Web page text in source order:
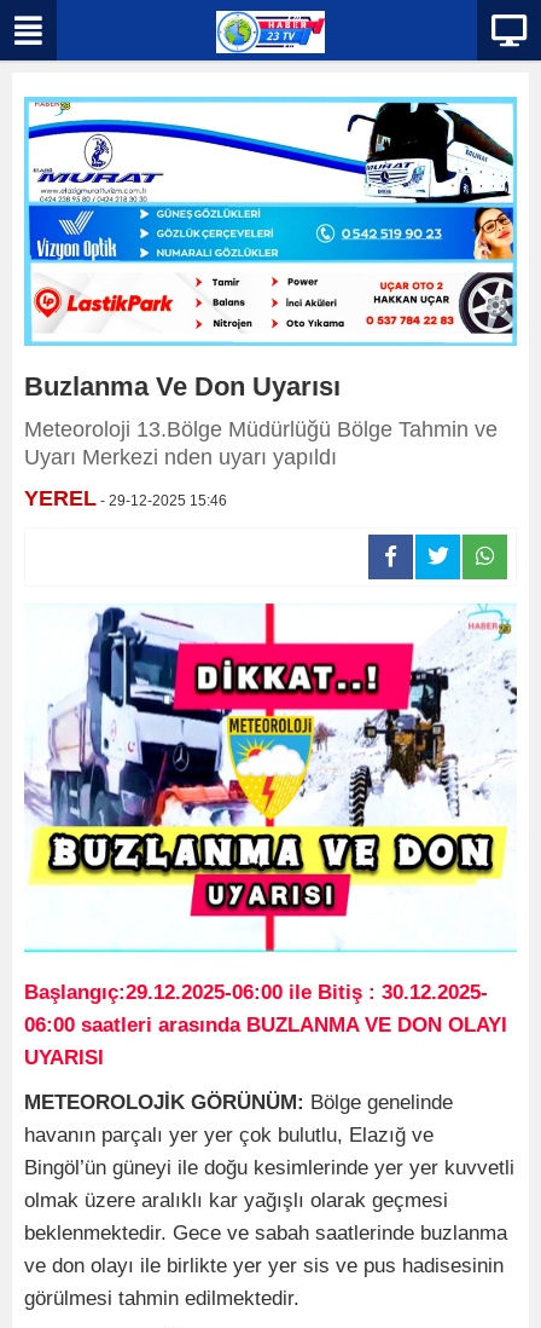
Buzlanma Ve Don Uyarısı
Meteoroloji 13.Bölge Müdürlüğü Bölge Tahmin ve
Uyarı Merkezi nden uyarı yapıldı
YEREL - 29-12-2025 15:46
Başlangıç:29.12.2025-06:00 ile Bitiş : 30.12.2025-
06:00 saatleri arasında BUZLANMA VE DON OLAYI
UYARISI
METEOROLOJİK GÖRÜNÜM: Bölge genelinde
havanın parçalı yer yer çok bulutlu, Elazığ ve
Bingöl’ün güneyi ile doğu kesimlerinde yer yer kuvvetli
olmak üzere aralıklı kar yağışlı olarak geçmesi
beklenmektedir. Gece ve sabah saatlerinde buzlanma
ve don olayı ile birlikte yer yer sis ve pus hadisesinin
görülmesi tahmin edilmektedir.